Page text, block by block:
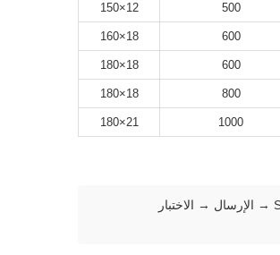
500
12×150
600
18×160
600
18×180
800
18×180
1000
21×180
سيارة التحميل → فك اللفائف → القطع واللحام → المجمع → التشكيل، لحام HF، مشعب التلدين، إزالة الحواف، التبريد، التحجيم، التقويم → منشار القطع البارد STD → الإرسال → الاختبار